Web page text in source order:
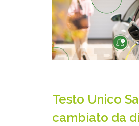
Testo Unico
cambiato da